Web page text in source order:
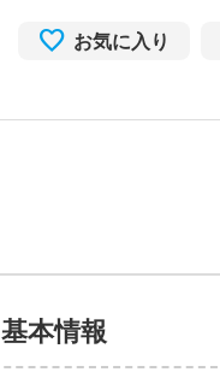
お気に入り
基本情報